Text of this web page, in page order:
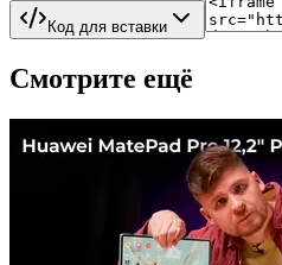
Код для вставки
Смотрите ещё